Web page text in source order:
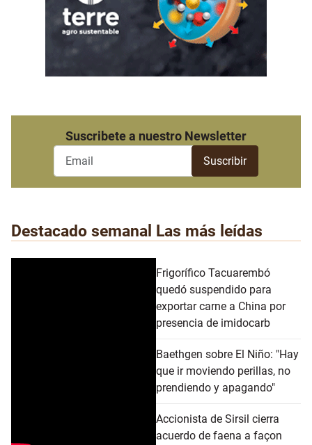
Suscribete a nuestro Newsletter
Destacado semanal Las más leídas
Frigorífico Tacuarembó
quedó suspendido para
exportar carne a China por
presencia de imidocarb
Baethgen sobre El Niño: "Hay
que ir moviendo perillas, no
prendiendo y apagando"
Accionista de Sirsil cierra
acuerdo de faena a façon